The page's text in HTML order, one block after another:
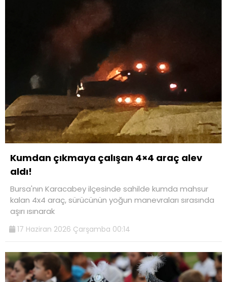
Kumdan çıkmaya çalışan 4×4 araç alev
aldı!
Bursa'nın Karacabey ilçesinde sahilde kumda mahsur
kalan 4x4 araç, sürücünün yoğun manevraları sırasında
aşırı ısınarak
17 Haziran 2026 Çarşamba 00:14